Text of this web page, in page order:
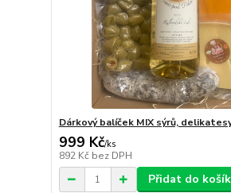
Dárkový balíček MIX sýrů,
999 Kč/ks
892 Kč bez DPH
Přidat do